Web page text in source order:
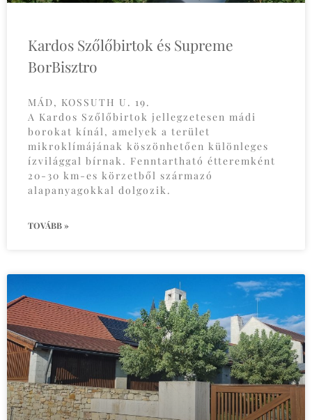
Kardos Szőlőbirtok és Supreme
BorBisztro
MÁD, KOSSUTH U. 19.
A Kardos Szőlőbirtok jellegzetesen mádi
borokat kínál, amelyek a terület
mikroklímájának köszönhetően különleges
ízvilággal bírnak. Fenntartható étteremként
20-30 km-es körzetből származó
alapanyagokkal dolgozik.
TOVÁBB »